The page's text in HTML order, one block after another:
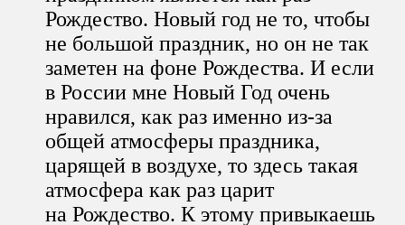
Рождество. Новый год не то, чтобы
не большой праздник, но он не так
заметен на фоне Рождества. И если
в России мне Новый Год очень
нравился, как раз именно из-за
общей атмосферы праздника,
царящей в воздухе, то здесь такая
атмосфера как раз царит
на Рождество. К этому привыкаешь